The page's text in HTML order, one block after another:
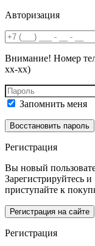
Авторизация
Внимание! Номер
хх-хх)
Запомнить меня
Регистрация
Вы новый
Зарегистрируйтесь и
приступайте к
Регистрация